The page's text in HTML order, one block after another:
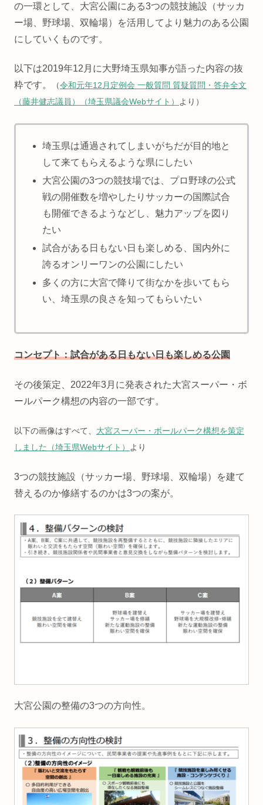
の一環として、大宮公園にある3つの競技施設（サッカ
ー場、野球場、双輪場）を活用してより魅力のある公園
にしていくものです。
以下は2019年12月に大野埼玉県知事が語った内容の抜
粋です。
（令和元年12月定例会 一般質問 質疑質問・答弁全文
（藤井健志議員）（埼玉県議会Webサイト）
より）
埼玉県は通過されてしまいがちだが目的地と
して来てもらえるような県にしたい
大宮公園の3つの競技場では、プロ野球の公式
戦の開催数を増やしたりサッカーの国際試合
も開催できるようなどし、魅力アップを図り
たい
試合がある日もない日も楽しめる、国内外に
誇るオンリーワンの公園にしたい
多くの方に大宮で降りて街なかを歩いてもら
い、埼玉県の良さを知ってもらいたい
コンセプト：試合がある日もない日も楽しめる公園
その後策定、2022年3月に発表された大宮スーパー・ボ
ールパーク構想の内容の一部です。
以下の画像はすべて、 大宮スーパー・ボールパーク構想を策定
しました（埼玉県Webサイト）
より
3つの競技施設（サッカー場、野球場、双輪場）を建て
替えるのか修繕するのかは3つの案が。
大宮公園の整備の3つの方向性。